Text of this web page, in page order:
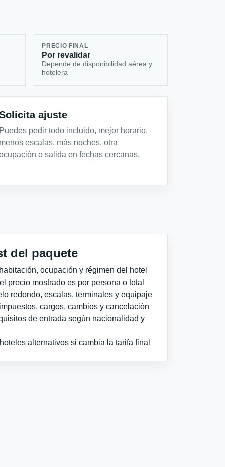
PRECIO FINAL
Por revalidar
Depende de disponibilidad aérea y
hotelera
ajuste
Puedes pedir todo incluido, mejor horario,
menos escalas, más noches, otra
o salida en fechas cercanas.
del paquete
ocupación y régimen del hotel
precio mostrado es por persona o total
redondo, escalas, terminales y equipaje
cargos, cambios y cancelación
de entrada según nacionalidad y
alternativos si cambia la tarifa final